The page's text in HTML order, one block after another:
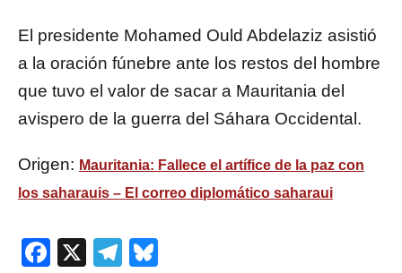
El presidente Mohamed Ould Abdelaziz asistió
a la oración fúnebre ante los restos del hombre
que tuvo el valor de sacar a Mauritania del
avispero de la guerra del Sáhara Occidental.
Origen: Mauritania: Fallece el artífice de la paz con
los saharauis – El correo diplomático saharaui
Facebook
X Telegram